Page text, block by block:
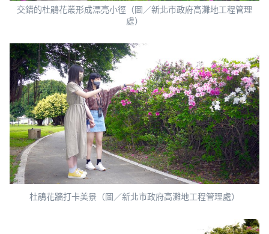
交錯的杜鵑花叢形成漂亮小徑（圖／新北市政府高灘地工程管理
處）
杜鵑花牆打卡美景（圖／新北市政府高灘地工程管理處）